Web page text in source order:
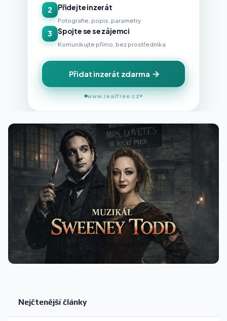
2 Přidejte inzerát
Fotografie, popis, parametry
3 Spojte se se zájemci
Komunikujte přímo, bez prostředníka
Přidat inzerát zdarma
www.realfree.cz
Nejčtenější články